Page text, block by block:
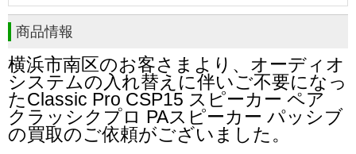
商品情報
横浜市南区のお客さまより、オーディオ
システムの入れ替えに伴いご不要になっ
たClassic Pro CSP15 スピーカー ペア
クラッシクプロ PAスピーカー パッシブ
の買取のご依頼がございました。